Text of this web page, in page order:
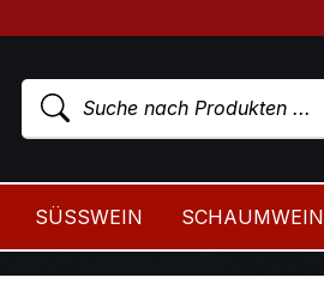
SÜSSWEIN SCHAUMWEIN